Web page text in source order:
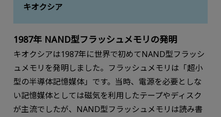
キオクシア
1987年 NAND型フラッシュメモリの発明
キオクシアは1987年に世界で初めてNAND型フラッシ
ュメモリを発明しました。フラッシュメモリは「超小
型の半導体記憶媒体」です。当時、電源を必要としな
い記憶媒体としては磁気を利⽤したテープやディスク
が主流でしたが、NAND型フラッシュメモリは読み書